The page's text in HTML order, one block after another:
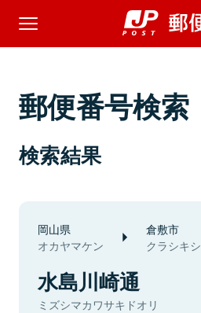
郵便番号検索
検索結果
岡山県
オカヤマケン
倉敷市
クラシキシ
水島川崎通
ミズシマカワサキドオリ